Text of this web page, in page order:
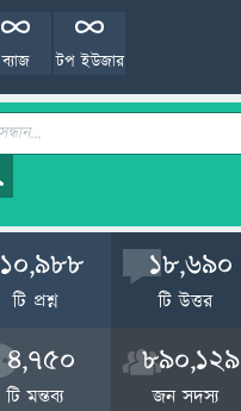
টপ ইউজার
ব্যাজ
10,988
টি প্রশ্ন
18,690
টি উত্তর
4,750
টি মন্তব্য
890,129
জন সদস্য